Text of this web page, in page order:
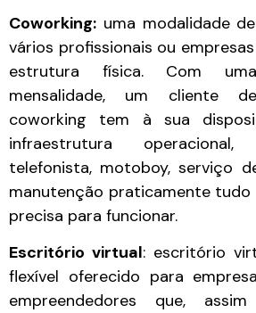
Coworking: uma modalidade
vários profissionais ou
estrutura física. Com uma
mensalidade, um cliente de
coworking tem à sua
infraestrutura
telefonista, motoboy, serviço
manutenção praticamente tudo
precisa para funcionar.
Escritório virtual: escritório
flexível oferecido para
empreendedores que, assim